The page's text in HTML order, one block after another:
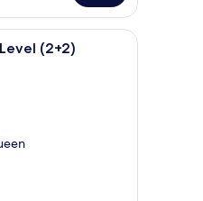
cao cấp, minibar, két bảo mật
(2+2)